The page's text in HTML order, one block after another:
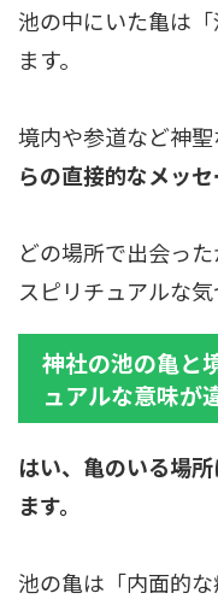
池の中にいた亀は
ます。
境内や参道など神聖
らの直接的なメッ
どの場所で出会っ
スピリチュアルな
神社の池の亀と
ュアルな意味が
はい、亀のいる場
ます。
池の亀は「内面的な